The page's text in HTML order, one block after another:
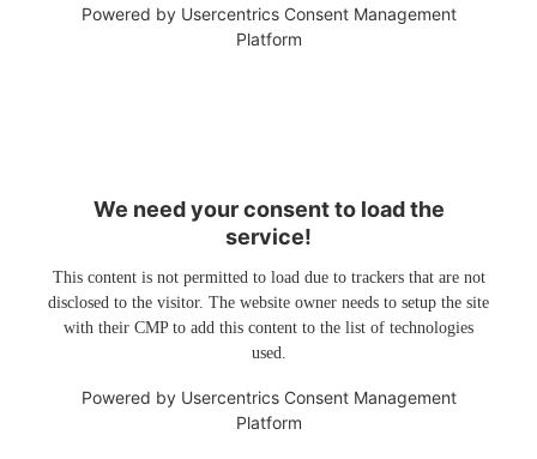
Powered by Usercentrics Consent Management
Platform
We need your consent to load the
service!
This content is not permitted to load due to trackers that are not
disclosed to the visitor. The website owner needs to setup the site
with their CMP to add this content to the list of technologies
used.
Powered by Usercentrics Consent Management
Platform